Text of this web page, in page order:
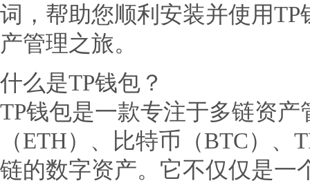
词，帮助您顺利安装并使用
产管理之旅。
什么是TP钱包？
TP钱包是一款专注于多链资
（ETH）、比特币（BTC）
链的数字资产。它不仅仅是一